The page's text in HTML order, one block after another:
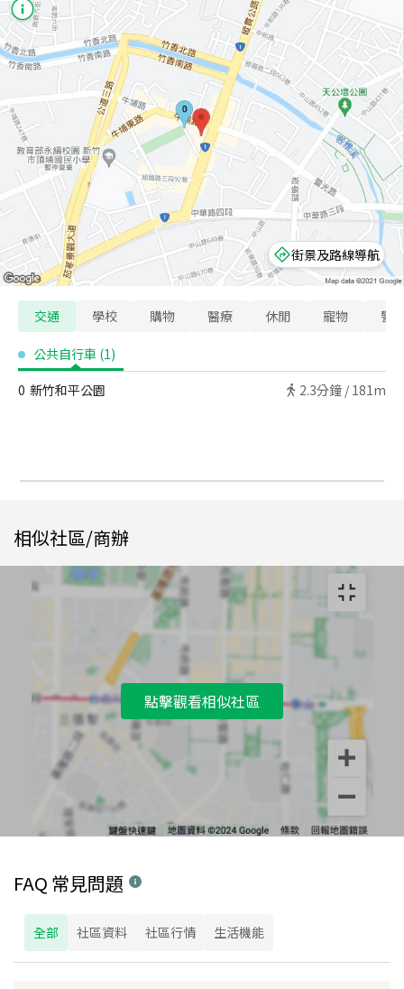
街景及路線導航
交通 學校 購物 醫療 休閒 寵物 警
公共自行車 (1)
0 新竹和平公園 2.3分鐘 / 181m
相似社區/商辦
點擊觀看相似社區
FAQ 常見問題
全部 社區資料 社區行情 生活機能